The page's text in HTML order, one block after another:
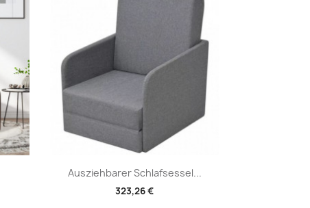
Ausziehbarer Schlafsessel...
323,26 €
Vorschau